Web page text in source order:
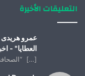
التعليقات الأخيرة
عمرو هريدى
العطايا" -
[…]